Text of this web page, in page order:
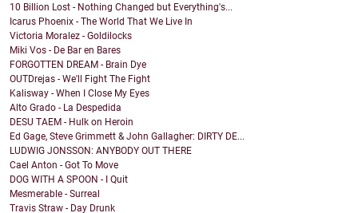
10 Billion Lost - Nothing Changed but Everything's...
Icarus Phoenix - The World That We Live In
Victoria Moralez - Goldilocks
Miki Vos - De Bar en Bares
FORGOTTEN DREAM - Brain Dye
OUTDrejas - We'll Fight The Fight
Kalisway - When I Close My Eyes
Alto Grado - La Despedida
DESU TAEM - Hulk on Heroin
Ed Gage, Steve Grimmett & John Gallagher: DIRTY DE...
LUDWIG JONSSON: ANYBODY OUT THERE
Cael Anton - Got To Move
DOG WITH A SPOON - I Quit
Mesmerable - Surreal
Travis Straw - Day Drunk